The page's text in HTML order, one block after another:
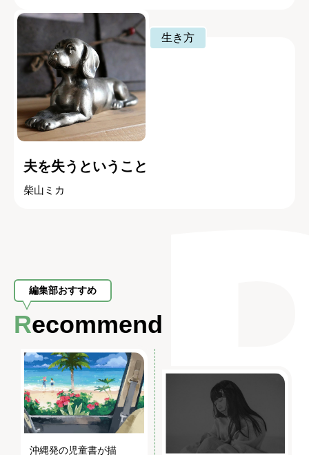
生き方
夫を失うということ
柴山ミカ
編集部おすすめ
Recommend
沖縄発の児童書が描